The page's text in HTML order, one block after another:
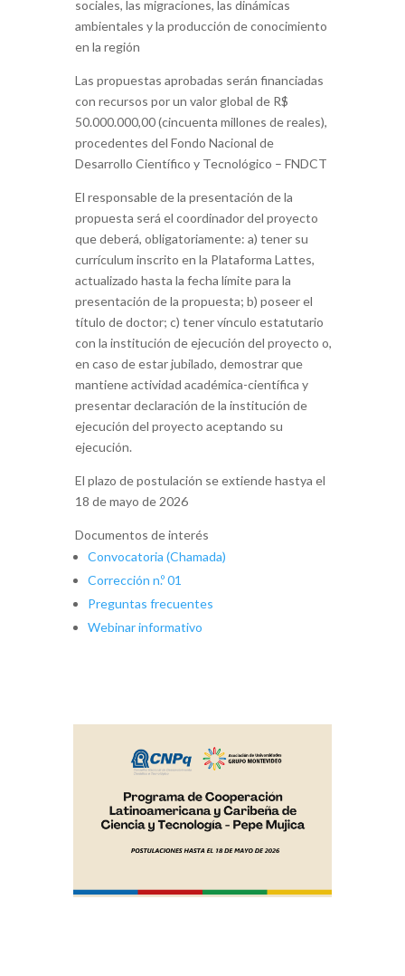
sociales, las migraciones, las dinámicas
ambientales y la producción de conocimiento
en la región
Las propuestas aprobadas serán financiadas
con recursos por un valor global de R$
50.000.000,00 (cincuenta millones de reales),
procedentes del Fondo Nacional de
Desarrollo Científico y Tecnológico – FNDCT
El responsable de la presentación de la
propuesta será el coordinador del proyecto
que deberá, obligatoriamente: a) tener su
currículum inscrito en la Plataforma Lattes,
actualizado hasta la fecha límite para la
presentación de la propuesta; b) poseer el
título de doctor; c) tener vínculo estatutario
con la institución de ejecución del proyecto o,
en caso de estar jubilado, demostrar que
mantiene actividad académica-científica y
presentar declaración de la institución de
ejecución del proyecto aceptando su
ejecución.
El plazo de postulación se extiende hastya el
18 de mayo de 2026
Documentos de interés
Convocatoria (Chamada)
Corrección n.º 01
Preguntas frecuentes
Webinar informativo